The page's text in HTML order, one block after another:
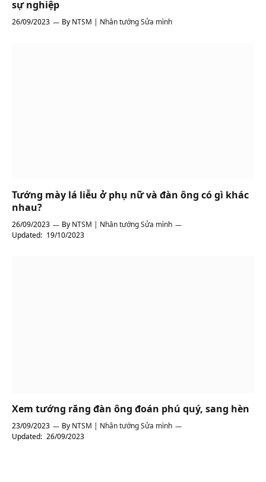
sự nghiệp
26/09/2023 By NTSM | Nhân tướng Sửa mình
Tướng mày lá liễu ở phụ nữ và đàn ông có gì khác
nhau?
26/09/2023 By NTSM | Nhân tướng Sửa mình
Updated: 19/10/2023
Xem tướng răng đàn ông đoán phú quý, sang hèn
23/09/2023 By NTSM | Nhân tướng Sửa mình
Updated: 26/09/2023